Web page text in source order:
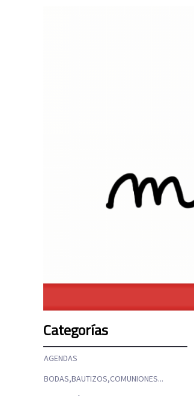
Categorías
AGENDAS
BODAS,BAUTIZOS,COMUNIONES...